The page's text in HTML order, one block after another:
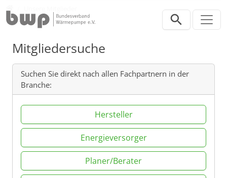
Mitgliedersuche
Suchen Sie direkt nach allen Fachpartnern in der
Branche:
Hersteller
Energieversorger
Planer/Berater